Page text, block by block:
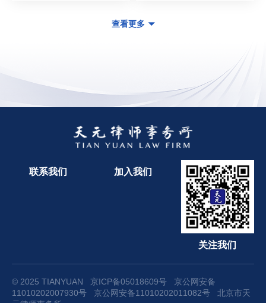
查看更多
联系我们 加入我们
关注我们
© 2025 TIANYUAN 京ICP备05018609号
京公网安备
11010202007930号
京公网安备11010202011082号 北京市天